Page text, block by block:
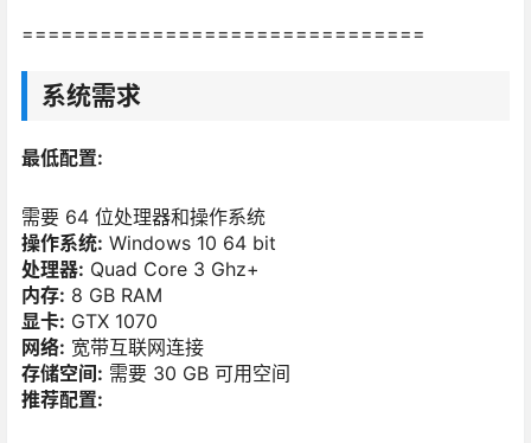
===============================
系统需求
最低配置:
需要 64 位处理器和操作系统
操作系统: Windows 10 64 bit
处理器: Quad Core 3 Ghz+
内存: 8 GB RAM
显卡: GTX 1070
网络: 宽带互联网连接
存储空间: 需要 30 GB 可用空间
推荐配置: